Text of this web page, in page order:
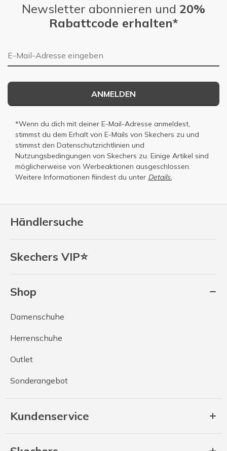
Händlersuche
Skechers VIP⭐
Shop
Damenschuhe
Herrenschuhe
Outlet
Sonderangebot
Kundenservice
Newsletter abonnieren und 20%
Rabattcode erhalten*
E-Mail-Adresse
ANMELDEN
*Wenn du dich mit deiner E-Mail-Adresse anmeldest,
stimmst du dem Erhalt von E-Mails von Skechers zu und
stimmst den Datenschutzrichtlinien und
Nutzungsbedingungen von Skechers zu. Einige Artikel sind
möglicherweise von Werbeaktionen ausgeschlossen.
Weitere Informationen fiindest du unter Details.